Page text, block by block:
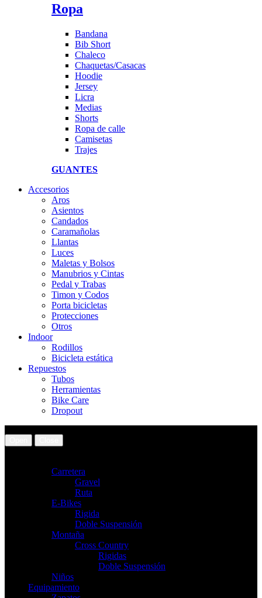
Ropa
Bandana
Bib Short
Chaleco
Chaquetas/Casacas
Hoodie
Jersey
Licra
Medias
Shorts
Ropa de calle
Camisetas
Trajes
GUANTES
Accesorios
Aros
Asientos
Candados
Caramañolas
Llantas
Luces
Maletas y Bolsos
Manubrios y Cintas
Pedal y Trabas
Timon y Codos
Porta bicicletas
Protecciones
Otros
Indoor
Rodillos
Bicicleta estática
Repuestos
Tubos
Herramientas
Bike Care
Dropout
Carretera
Gravel
Ruta
E-Bikes
Rigida
Doble Suspensión
Montaña
Cross Country
Rigidas
Doble Suspensión
Niños
Equipamiento